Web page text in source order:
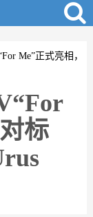
Me”正式亮相，
标